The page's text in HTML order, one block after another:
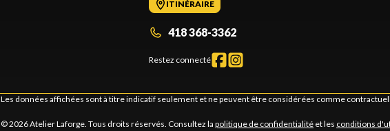
ITINÉRAIRE
418 368-3362
Restez connecté
Les données affichées sont à titre indicatif seulement et ne peuvent être considérées comme
© 2026 Atelier Laforge. Tous droits réservés. Consultez la politique de confidentialité et les conditions